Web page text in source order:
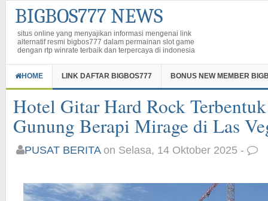
BIGBOS777 NEWS
situs online yang menyajikan informasi mengenai link
alternatif resmi bigbos777 dalam permainan slot game
dengan rtp winrate terbaik dan terpercaya di indonesia
HOME LINK DAFTAR BIGBOS777 BONUS NEW MEMBER
Hotel Gitar Hard Rock
Gunung Berapi Mirage di Las
PUSAT BERITA on Selasa, 14 Oktober 2025 -